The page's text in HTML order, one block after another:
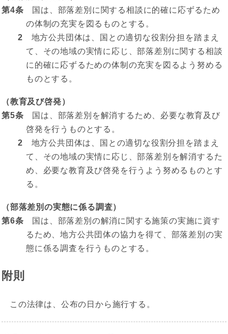
第4条 国は、部落差別に関する相談に的確に応ずるため
の体制の充実を図るものとする。
2 地方公共団体は、国との適切な役割分担を踏まえ
て、その地域の実情に応じ、部落差別に関する相談
に的確に応ずるための体制の充実を図るよう努める
ものとする。
（教育及び啓発）
第5条 国は、部落差別を解消するため、必要な教育及び
啓発を行うものとする。
2 地方公共団体は、国との適切な役割分担を踏まえ
て、その地域の実情に応じ、部落差別を解消するた
め、必要な教育及び啓発を行うよう努めるものとす
る。
（部落差別の実態に係る調査）
第6条 国は、部落差別の解消に関する施策の実施に資す
るため、地方公共団体の協力を得て、部落差別の実
態に係る調査を行うものとする。
附則
この法律は、公布の日から施行する。